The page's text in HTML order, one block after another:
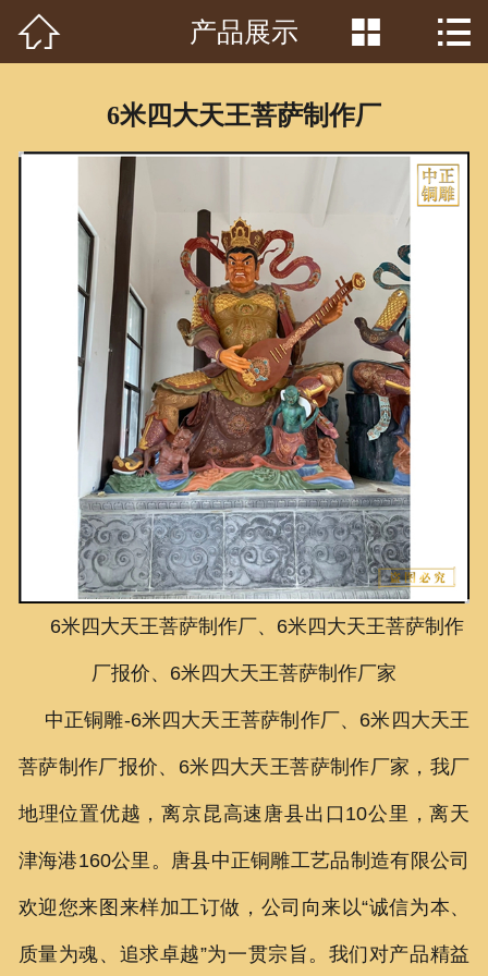
首页
产品中心
常识问答
新闻资讯
荣誉资质
泥塑鉴赏
联系我们
 产品展示  
6米四大天王菩萨制作厂
6米四大天王菩萨制作厂、6米四大天王菩萨制作
厂报价、6米四大天王菩萨制作厂家
中正铜雕-6米四大天王菩萨制作厂、 6米四大天王
菩萨制作厂报价、 6米四大天王菩萨制作厂家 ，我厂
地理位置优越，离京昆高速唐县出口10公里，离天
津海港160公里。唐县中正铜雕工艺品制造有限公司
欢迎您来图来样加工订做，公司向来以“诚信为本、
质量为魂、追求卓越”为一贯宗旨。我们对产品精益